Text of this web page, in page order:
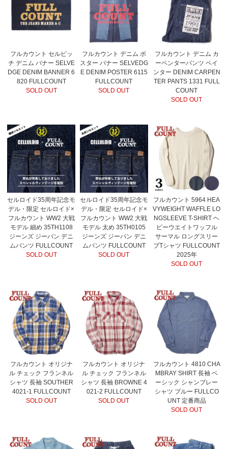
フルカウント セルビッ
チ デニム バナー SELVE
DGE DENIM BANNER 6
820 FULLCOUNT
SOLD OUT
フルカウント デニム ポ
スター バナー SELVEDG
E DENIM POSTER 6115
FULLCOUNT
SOLD OUT
フルカウント デニム カ
ーペンターパンツ ペイ
ンター DENIM CARPEN
TER PANTS 1331 FULL
COUNT
SOLD OUT
セルロイド35周年記念モ
デル・限定 セルロイド×
フルカウント WW2 大戦
モデル 細め 35TH1108
ジーンズ ジーパン デニ
ムパンツ FULLCOUNT
SOLD OUT
セルロイド35周年記念モ
デル・限定 セルロイド×
フルカウント WW2 大戦
モデル 太め 35TH0105
ジーンズ ジーパン デニ
ムパンツ FULLCOUNT
SOLD OUT
フルカウント 5964 HEA
VYWEIGHT WAFFLE LO
NGSLEEVE T-SHIRT ヘ
ビーウエイトワッフル
サーマル ロングスリー
ブTシャツ FULLCOUNT
2025年
SOLD OUT
フルカウント オリジナ
ル チェック フランネル
シャツ 長袖 SOUTHER
4021-1 FULLCOUNT
SOLD OUT
フルカウント オリジナ
ル チェック フランネル
シャツ 長袖 BROWNE 4
021-2 FULLCOUNT
SOLD OUT
フルカウント 4810 CHA
MBRAY SHIRT 長袖 ベ
ーシック シャンブレー
シャツ ブルー FULLCO
UNT 定番商品
SOLD OUT